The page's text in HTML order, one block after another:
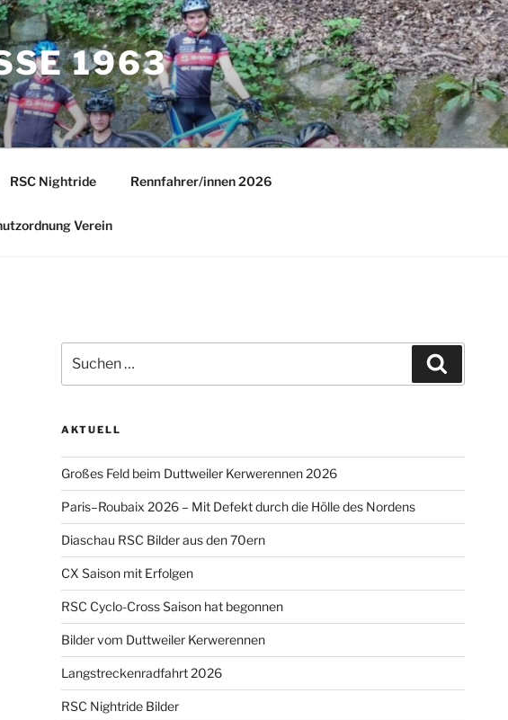
1963
RSC Nightride Rennfahrer/innen 2026
Verein
nach:
AKTUELL
Großes Feld beim Duttweiler Kerwerennen 2026
Paris–Roubaix 2026 – Mit Defekt durch die Hölle des Nordens
Diaschau RSC Bilder aus den 70ern
CX Saison mit Erfolgen
RSC Cyclo-Cross Saison hat begonnen
Bilder vom Duttweiler Kerwerennen
Langstreckenradfahrt 2026
RSC Nightride Bilder